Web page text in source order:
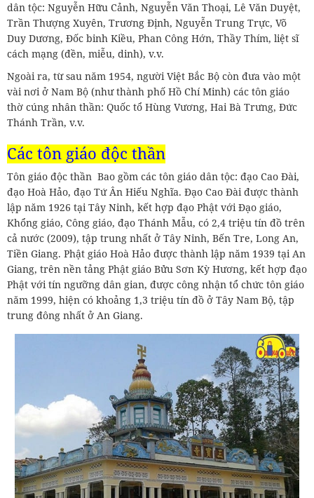
dân tộc: Nguyễn Hữu Cảnh, Nguyễn Văn Thoại, Lê Văn Duyệt,
Trần Thượng Xuyên, Trương Định, Nguyễn Trung Trực, Võ
Duy Dương, Đốc binh Kiều, Phan Công Hớn, Thầy Thím, liệt sĩ
cách mạng (đền, miễu, dinh), v.v.
Ngoài ra, từ sau năm 1954, người Việt Bắc Bộ còn đưa vào một
vài nơi ở Nam Bộ (như thành phố Hồ Chí Minh) các tôn giáo
thờ cúng nhân thần: Quốc tổ Hùng Vương, Hai Bà Trưng, Đức
Thánh Trần, v.v.
Các tôn giáo độc thần
Tôn giáo độc thần Bao gồm các tôn giáo dân tộc: đạo Cao Đài,
đạo Hoà Hảo, đạo Tứ Ân Hiếu Nghĩa. Đạo Cao Đài được thành
lập năm 1926 tại Tây Ninh, kết hợp đạo Phật với Đạo giáo,
Khổng giáo, Công giáo, đạo Thánh Mẫu, có 2,4 triệu tín đồ trên
cả nước (2009), tập trung nhất ở Tây Ninh, Bến Tre, Long An,
Tiền Giang. Phật giáo Hoà Hảo được thành lập năm 1939 tại An
Giang, trên nền tảng Phật giáo Bửu Sơn Kỳ Hương, kết hợp đạo
Phật với tín ngưỡng dân gian, được công nhận tổ chức tôn giáo
năm 1999, hiện có khoảng 1,3 triệu tín đồ ở Tây Nam Bộ, tập
trung đông nhất ở An Giang.